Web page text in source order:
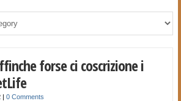
forse ci coscrizione i
|0 Comments